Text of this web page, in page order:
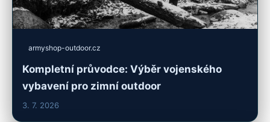
armyshop-outdoor.cz
Kompletní průvodce: Výběr vojenského
vybavení pro zimní outdoor
3. 7. 2026